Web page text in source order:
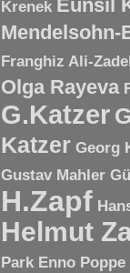
Krenek Eunsil
Mendelsohn-
Franghiz Ali-
Olga Rayeva
G.Katzer
Katzer Georg
Gustav Mahler
H.Zapf
Helmut
Park Enno Poppe